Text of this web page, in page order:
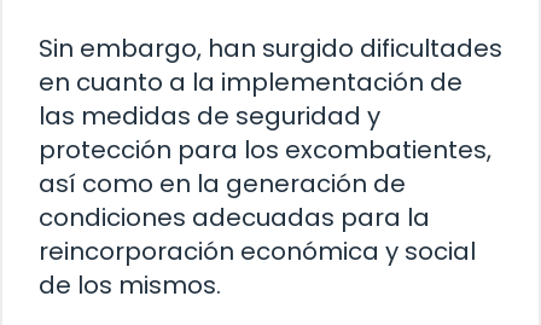
Sin embargo, han surgido dificultades
en cuanto a la implementación de
las medidas de seguridad y
protección para los excombatientes,
así como en la generación de
condiciones adecuadas para la
reincorporación económica y social
de los mismos.